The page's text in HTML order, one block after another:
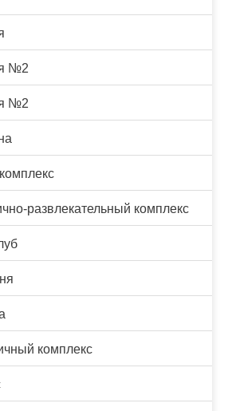
№2
№2
развлекательный комплекс
комплекс